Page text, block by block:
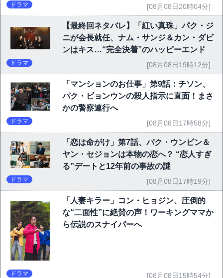
ドラマ [08月08日20時04分]
【最終回ネタバレ】「紅い真珠」パク・ジ
ニが会長就任、ナム・サンジ＆カン・ダビ
ンはキス…“完全決着”のハッピーエンド
ドラマ [08月08日19時12分]
「マンションのお仕事」第9話：チソン、
パク・ビョンウンの殺人指示に直面！まさ
かの警察連行へ
ドラマ [08月08日17時58分]
「恋は命がけ」第7話、パク・ウンビン＆
ヤン・セジョンは本物の恋へ？ “恋人すぎ
る”デートと12年前の事故の謎
ドラマ [08月08日17時19分]
「人妻キラー」コン・ヒョジン、圧倒的
な“二面性”に絶賛の声！ワーキングママか
ら伝説のスナイパーへ
ドラマ [08月08日15時54分]